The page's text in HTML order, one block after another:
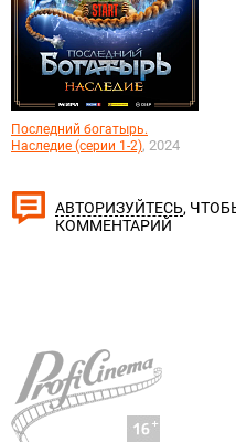
Последний богатырь.
Наследие (серии 1-2), 2024
АВТОРИЗУЙТЕСЬ,
КОММЕНТАРИЙ